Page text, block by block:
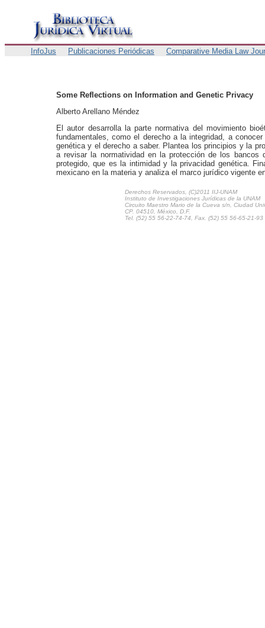
InfoJus Publicaciones Periódicas Comparative Media Law
Some Reflections on Information and Genetic Privacy
Alberto Arellano Méndez
El autor desarrolla la parte normativa del movimiento
fundamentales, como el derecho a la integridad, a
genética y el derecho a saber. Plantea los principios y la
a revisar la normatividad en la protección de los
protegido, que es la intimidad y la privacidad genética.
mexicano en la materia y analiza el marco jurídico vigente
Derechos Reservados, (C)2011 IIJ-UNAM
Instituto de Investigaciones Jurídicas de la UNAM
Circuito Maestro Mario de la Cueva s/n, Ciudad
CP. 04510, México, D.F.
Tel. (52) 55 56-22-74-74, Fax. (52) 55 56-65-21-93